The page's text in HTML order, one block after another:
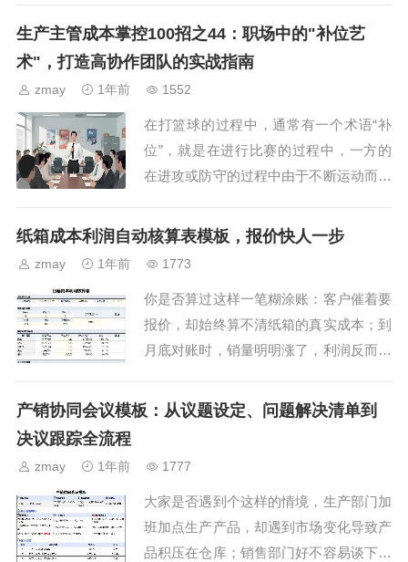
产品质量时好时坏，追溯问题却始终找不
到关键原因。造成这些...
生产主管成本掌控100招之44：职场中的"补位艺
术"，打造高协作团队的实战指南
zmay 1年前 1552
在打篮球的过程中，通常有一个术语“补
位”，就是在进行比赛的过程中，一方的
在进攻或防守的过程中由于不断运动而产
队友会横移半步，直接把空缺位置填得严
纸箱成本利润自动核算表模板，报价快人一步
zmay 1年前 1773
你是否算过这样一笔糊涂账：客户催着要
报价，却始终算不清纸箱的真实成本；到
月底对账时，销量明明涨了，利润反而没
异、运输成本这些都暗藏玄机……这些我
产销协同会议模板：从议题设定、问题解决清单到
决议跟踪全流程
zmay 1年前 1777
大家是否遇到个这样的情境，生产部门加
班加点生产产品，却遇到市场变化导致产
品积压在仓库；销售部门好不容易谈下的